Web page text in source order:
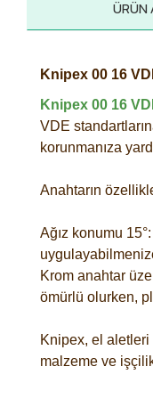
ÜRÜN
Knipex 00 16
Knipex 00 16
VDE
korunmanıza
Anahtarın
Ağız konumu
Krom anahtar
ömürlü olurken,
Knipex, el aletleri
malzeme ve